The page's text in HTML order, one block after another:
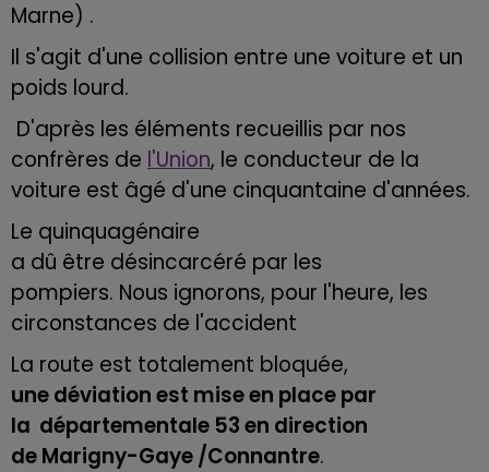
Marne) .
Il s'agit d'une collision entre une voiture et un
poids lourd.
D'après les éléments recueillis par nos
confrères de l'Union, le conducteur de la
voiture est âgé d'une cinquantaine d'années.
Le quinquagénaire
a dû être désincarcéré par les
pompiers. Nous ignorons, pour l'heure, les
circonstances de l'accident
La route est totalement bloquée,
une déviation est mise en place par
la départementale 53 en direction
deMarigny-Gaye /Connantre.